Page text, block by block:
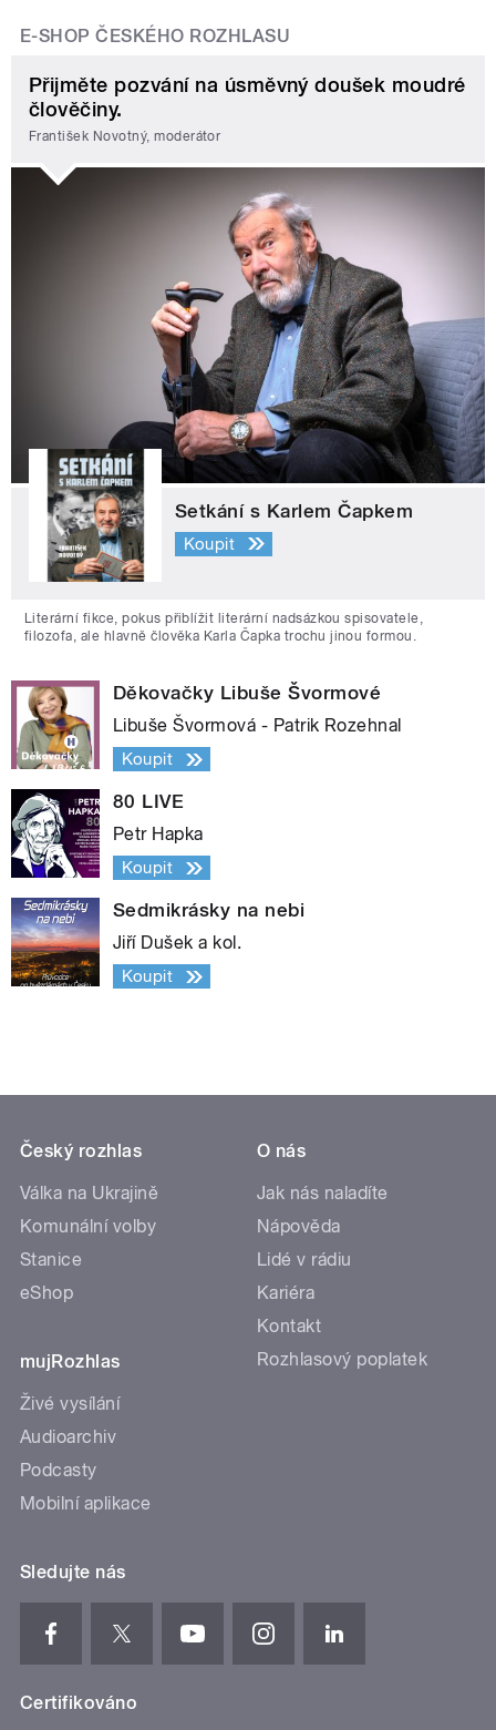
E-SHOP ČESKÉHO ROZHLASU
Přijměte pozvání na úsměvný doušek moudré
člověčiny.
František Novotný, moderátor
Setkání s Karlem Čapkem
Koupit
Literární fikce, pokus přiblížit literární nadsázkou spisovatele,
filozofa, ale hlavně člověka Karla Čapka trochu jinou formou.
Děkovačky Libuše Švormové
Libuše Švormová - Patrik Rozehnal
Koupit
80 LIVE
Petr Hapka
Koupit
Sedmikrásky na nebi
Jiří Dušek a kol.
Koupit
Český rozhlas
Válka na Ukrajině
Komunální volby
Stanice
eShop
mujRozhlas
Živé vysílání
Audioarchiv
Podcasty
Mobilní aplikace
O nás
Jak nás naladíte
Nápověda
Lidé v rádiu
Kariéra
Kontakt
Rozhlasový poplatek
Sledujte nás
Certifikováno